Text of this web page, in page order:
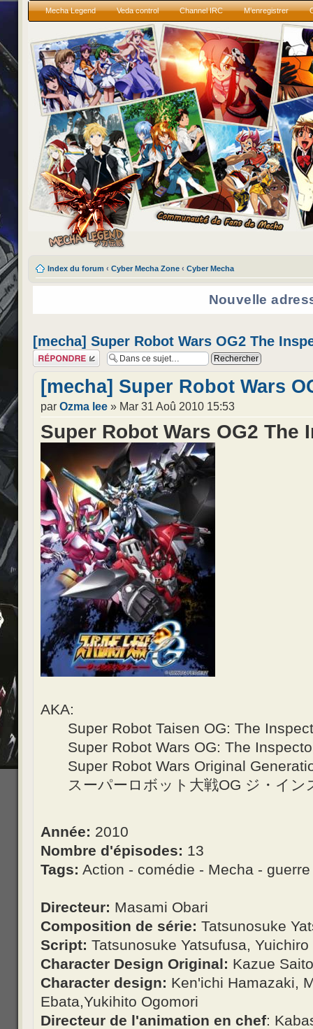
Mecha Legend Veda control Channel IRC M’enregistrer
Index du forum ‹ Cyber Mecha Zone ‹ Cyber Mecha
Nouvelle
[mecha] Super Robot Wars OG2 The
Répondre
[mecha] Super Robot Wars
par Ozma lee » Mar 31 Aoû 2010 15:53
Super Robot Wars OG2 The
AKA:
Super Robot Taisen OG: The
Super Robot Wars OG: The
Super Robot Wars Original
スーパーロボット大戦OG ジ・イン
Année: 2010
Nombre d'épisodes: 13
Tags: Action - comédie - Mecha -
Directeur: Masami Obari
Composition de série: Tatsunosuke
Script: Tatsunosuke Yatsufusa, Yuichiro
Character Design Original: Kazue
Character design: Ken'ichi Hamazaki,
Ebata,Yukihito Ogomori
Directeur de l'animation en chef: